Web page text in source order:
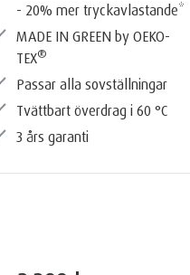
- 20% mer tryckavlastande*
MADE IN GREEN by OEKO-
TEX®️
Passar alla sovställningar
Tvättbart överdrag i 60 °C
3 års garanti